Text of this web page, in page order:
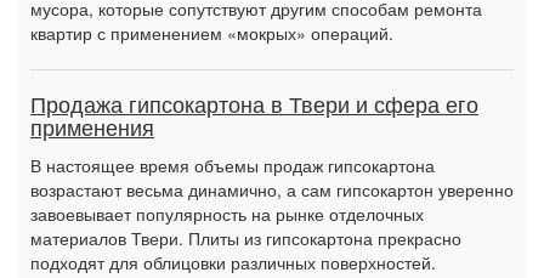
мусора, которые сопутствуют другим способам ремонта
квартир с применением «мокрых» операций.
Продажа гипсокартона в Твери и сфера его
применения
В настоящее время объемы продаж гипсокартона
возрастают весьма динамично, а сам гипсокартон уверенно
завоевывает популярность на рынке отделочных
материалов Твери. Плиты из гипсокартона прекрасно
подходят для облицовки различных поверхностей.